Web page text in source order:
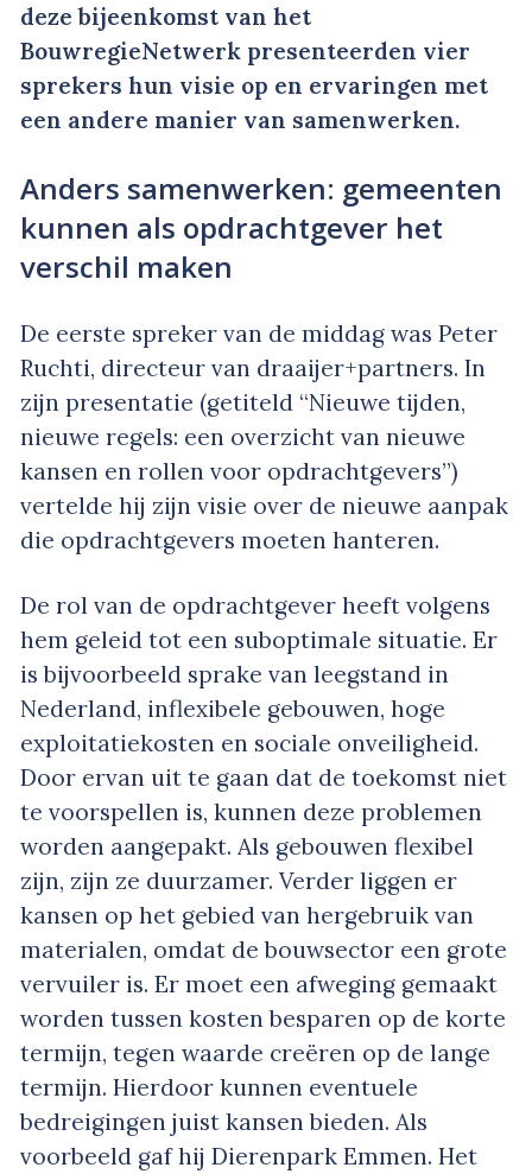
deze bijeenkomst van het
BouwregieNetwerk presenteerden vier
sprekers hun visie op en ervaringen met
een andere manier van samenwerken.
Anders samenwerken: gemeenten
kunnen als opdrachtgever het
verschil maken
De eerste spreker van de middag was Peter
Ruchti, directeur van draaijer+partners. In
zijn presentatie (getiteld “Nieuwe tijden,
nieuwe regels: een overzicht van nieuwe
kansen en rollen voor opdrachtgevers”)
vertelde hij zijn visie over de nieuwe aanpak
die opdrachtgevers moeten hanteren.
De rol van de opdrachtgever heeft volgens
hem geleid tot een suboptimale situatie. Er
is bijvoorbeeld sprake van leegstand in
Nederland, inflexibele gebouwen, hoge
exploitatiekosten en sociale onveiligheid.
Door ervan uit te gaan dat de toekomst niet
te voorspellen is, kunnen deze problemen
worden aangepakt. Als gebouwen flexibel
zijn, zijn ze duurzamer. Verder liggen er
kansen op het gebied van hergebruik van
materialen, omdat de bouwsector een grote
vervuiler is. Er moet een afweging gemaakt
worden tussen kosten besparen op de korte
termijn, tegen waarde creëren op de lange
termijn. Hierdoor kunnen eventuele
bedreigingen juist kansen bieden. Als
voorbeeld gaf hij Dierenpark Emmen. Het